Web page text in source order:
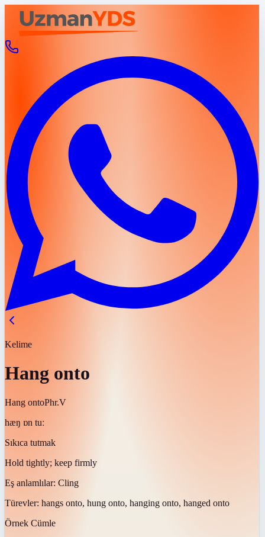
Kelime
Hang onto
Hang ontoPhr.V
hæŋ ɒn tuː
Sıkıca tutmak
Hold tightly; keep firmly
Eş anlamlılar: Cling
Türevler: hangs onto, hung onto, hanging onto, hanged onto
Örnek Cümle